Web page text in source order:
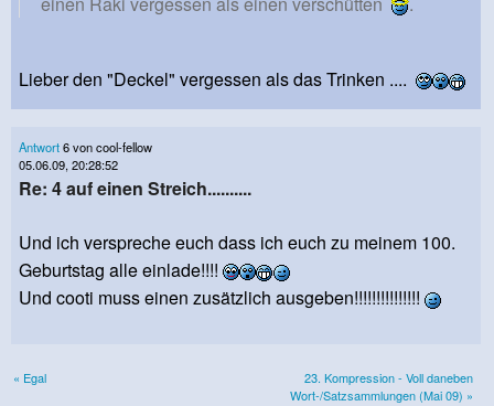
Lieber den "Deckel" vergessen als das Trinken ....
Antwort6 von cool-fellow
05.06.09, 20:28:52
Re: 4 auf einen Streich..........
Und ich verspreche euch dass ich euch zu meinem 100.
Geburtstag alle einlade!!!!
Und cooti muss einen zusätzlich ausgeben!!!!!!!!!!!!!!!
« Egal
23. Kompression - Voll daneben
Wort-/Satzsammlungen (Mai 09) »